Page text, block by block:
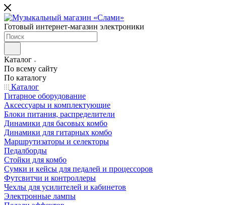
Готовый интернет-магазин электроники
Каталог
По всему сайту
По каталогу
Каталог
Гитарное оборудование
Аксессуары и комплектующие
Блоки питания, распределители
Динамики для басовых комбо
Динамики для гитарных комбо
Маршрутизаторы и селекторы
Педалборды
Стойки для комбо
Сумки и кейсы для педалей и процессоров
Футсвитчи и контроллеры
Чехлы для усилителей и кабинетов
Электронные лампы